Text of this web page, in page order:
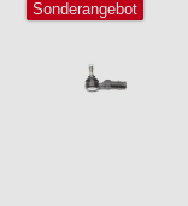
Sonderangebot